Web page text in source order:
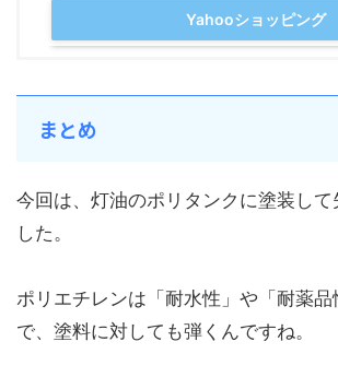
Yahooショッピング
まとめ
今回は、灯油のポリタンクに塗装し
した。
ポリエチレンは「耐水性」や「耐薬
で、塗料に対しても弾くんですね。